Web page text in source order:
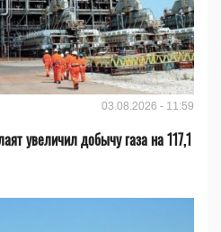
03.08.2026 - 11:59
увеличил добычу газа на 117,1